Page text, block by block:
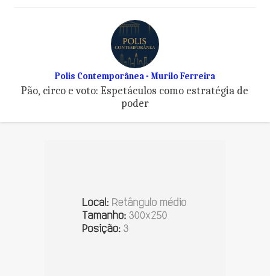
Polis Contemporânea - Murilo Ferreira
Pão, circo e voto: Espetáculos como estratégia de
poder